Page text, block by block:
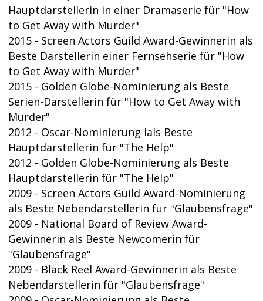
Hauptdarstellerin in einer Dramaserie für "How
to Get Away with Murder"
2015 - Screen Actors Guild Award-Gewinnerin als
Beste Darstellerin einer Fernsehserie für "How
to Get Away with Murder"
2015 - Golden Globe-Nominierung als Beste
Serien-Darstellerin für "How to Get Away with
Murder"
2012 - Oscar-Nominierung ials Beste
Hauptdarstellerin für "The Help"
2012 - Golden Globe-Nominierung als Beste
Hauptdarstellerin für "The Help"
2009 - Screen Actors Guild Award-Nominierung
als Beste Nebendarstellerin für "Glaubensfrage"
2009 - National Board of Review Award-
Gewinnerin als Beste Newcomerin für
"Glaubensfrage"
2009 - Black Reel Award-Gewinnerin als Beste
Nebendarstellerin für "Glaubensfrage"